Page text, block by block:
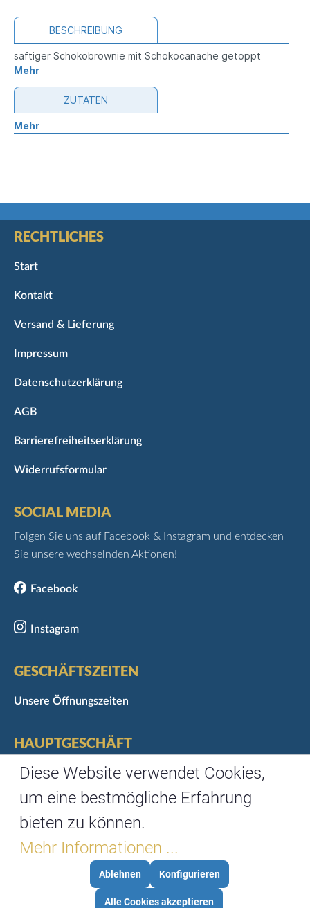
BESCHREIBUNG
saftiger Schokobrownie mit Schokocanache getoppt
Mehr
ZUTATEN
Mehr
RECHTLICHES
Start
Kontakt
Versand & Lieferung
Impressum
Datenschutzerklärung
AGB
Barrierefreiheitserklärung
Widerrufsformular
GESCHÄFTSZEITEN
Unsere Öffnungszeiten
HAUPTGESCHÄFT
Marktgasse 3
Telefon: 0931/35488-0
Fax: 0931/35488-67
SOCIAL MEDIA
Folgen Sie uns auf Facebook & Instagram und entdecken
Sie unsere wechselnden Aktionen!
Facebook
Instagram
Diese Website verwendet Cookies,
um eine bestmögliche Erfahrung
bieten zu können.
Mehr Informationen ...
Ablehnen Konfigurieren
Alle Cookies akzeptieren